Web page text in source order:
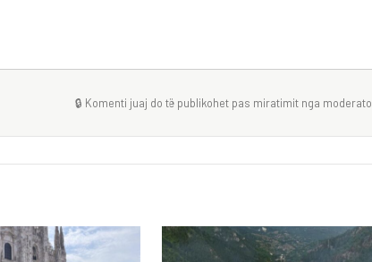
🔒 Komenti juaj do të publikohet pas miratimit nga